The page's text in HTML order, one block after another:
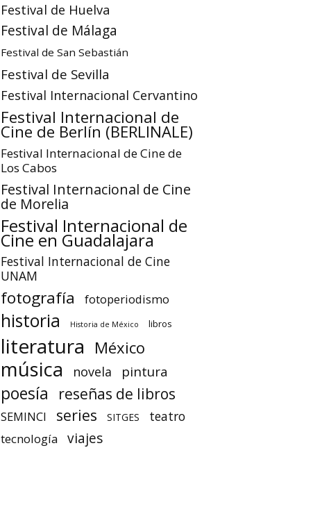
Festival de Huelva
Festival de Málaga
Festival de San Sebastián
Festival de Sevilla
Festival Internacional Cervantino
Festival Internacional de
Cine de Berlín (BERLINALE)
Festival Internacional de Cine de
Los Cabos
Festival Internacional de Cine
de Morelia
Festival Internacional de
Cine en Guadalajara
Festival Internacional de Cine
UNAM
fotografía fotoperiodismo
historia Historia de México libros
literatura México
música novela pintura
poesía reseñas de libros
SEMINCI series SITGES teatro
tecnología viajes